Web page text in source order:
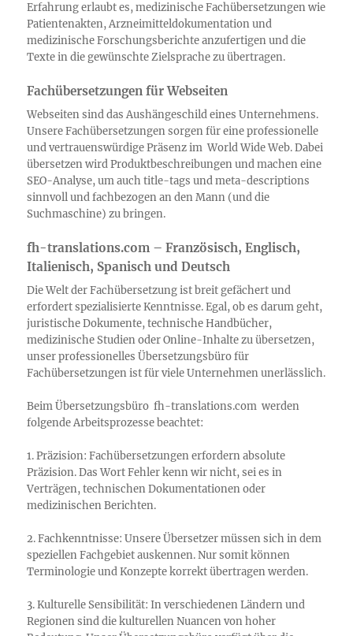
Erfahrung erlaubt es, medizinische Fachübersetzungen wie
Patientenakten, Arzneimitteldokumentation und
medizinische Forschungsberichte anzufertigen und die
Texte in die gewünschte Zielsprache zu übertragen.
Fachübersetzungen für Webseiten
Webseiten sind das Aushängeschild eines Unternehmens.
Unsere Fachübersetzungen sorgen für eine professionelle
und vertrauenswürdige Präsenz im World Wide Web. Dabei
übersetzen wird Produktbeschreibungen und machen eine
SEO-Analyse, um auch title-tags und meta-descriptions
sinnvoll und fachbezogen an den Mann (und die
Suchmaschine) zu bringen.
fh-translations.com – Französisch, Englisch,
Italienisch, Spanisch und Deutsch
Die Welt der Fachübersetzung ist breit gefächert und
erfordert spezialisierte Kenntnisse. Egal, ob es darum geht,
juristische Dokumente, technische Handbücher,
medizinische Studien oder Online-Inhalte zu übersetzen,
unser professionelles Übersetzungsbüro für
Fachübersetzungen ist für viele Unternehmen unerlässlich.
Beim Übersetzungsbüro fh-translations.com werden
folgende Arbeitsprozesse beachtet:
1. Präzision: Fachübersetzungen erfordern absolute
Präzision. Das Wort Fehler kenn wir nicht, sei es in
Verträgen, technischen Dokumentationen oder
medizinischen Berichten.
2. Fachkenntnisse: Unsere Übersetzer müssen sich in dem
speziellen Fachgebiet auskennen. Nur somit können
Terminologie und Konzepte korrekt übertragen werden.
3. Kulturelle Sensibilität: In verschiedenen Ländern und
Regionen sind die kulturellen Nuancen von hoher